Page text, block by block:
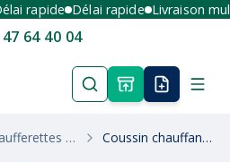
rapide Délai rapide Livraison
64 40 04
Chaufferettes Et Massage Coussin chauffant en polyester recyclé VINGA Minton RCS